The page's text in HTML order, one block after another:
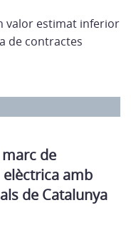
valor estimat inferior
de contractes
de
amb
de Catalunya